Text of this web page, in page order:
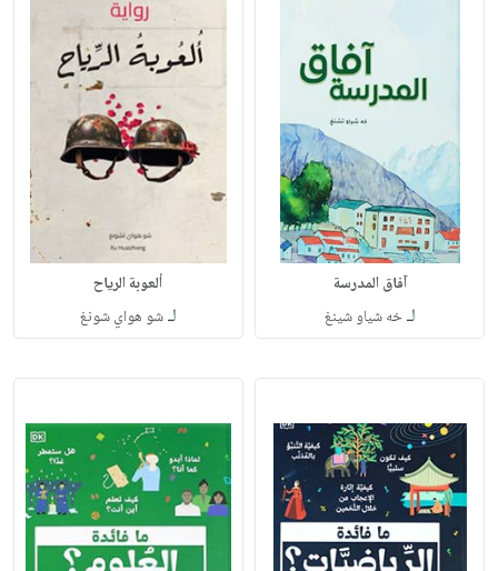
آفاق المدرسة
لـخه شياو شينغ
ألعوبة الرياح
لـشو هواي شونغ